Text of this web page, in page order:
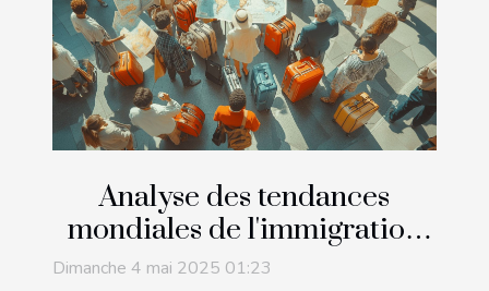
Analyse des tendances
mondiales de l'immigration
et impact sur les politiques
Dimanche 4 mai 2025 01:23